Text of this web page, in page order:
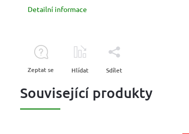
Detailní informace
Zeptat se Hlídat Sdílet
Související produkty